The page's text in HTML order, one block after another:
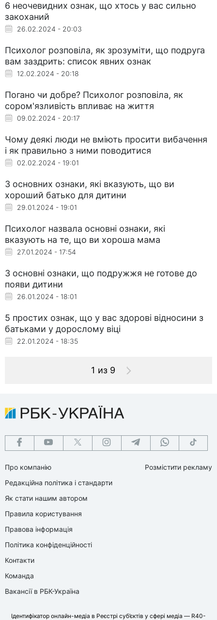
6 неочевидних ознак, що хтось у вас сильно
закоханий
26.02.2024 - 20:03
Психолог розповіла, як зрозуміти, що подруга
вам заздрить: список явних ознак
12.02.2024 - 20:18
Погано чи добре? Психолог розповіла, як
сором'язливість впливає на життя
09.02.2024 - 20:17
Чому деякі люди не вміють просити вибачення
і як правильно з ними поводитися
02.02.2024 - 19:01
3 основних ознаки, які вказують, що ви
хороший батько для дитини
29.01.2024 - 19:01
Психолог назвала основні ознаки, які
вказують на те, що ви хороша мама
27.01.2024 - 17:54
3 основні ознаки, що подружжя не готове до
появи дитини
26.01.2024 - 18:01
5 простих ознак, що у вас здорові відносини з
батьками у дорослому віці
22.01.2024 - 18:35
1 из 9
Про компанію
Редакційна політика і стандарти
Як стати нашим автором
Правила користування
Правова інформація
Політика конфіденційності
Контакти
Команда
Вакансії в РБК-Україна
Розмістити рекламу
Ідентифікатор онлайн-медіа в Реєстрі суб’єктів у сфері медіа — R40-